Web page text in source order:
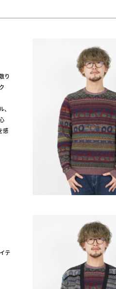
り
感
テ